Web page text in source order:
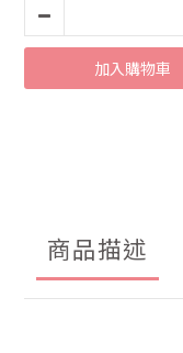
加入購物車
商品描述